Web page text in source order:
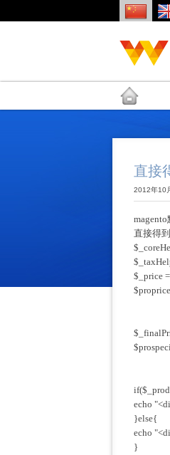
直接
2012年10
直接得
$_price
echo
}else{
echo
}